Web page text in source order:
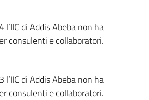
l’IIC di Addis Abeba non ha
consulenti e collaboratori.
l’IIC di Addis Abeba non ha
consulenti e collaboratori.